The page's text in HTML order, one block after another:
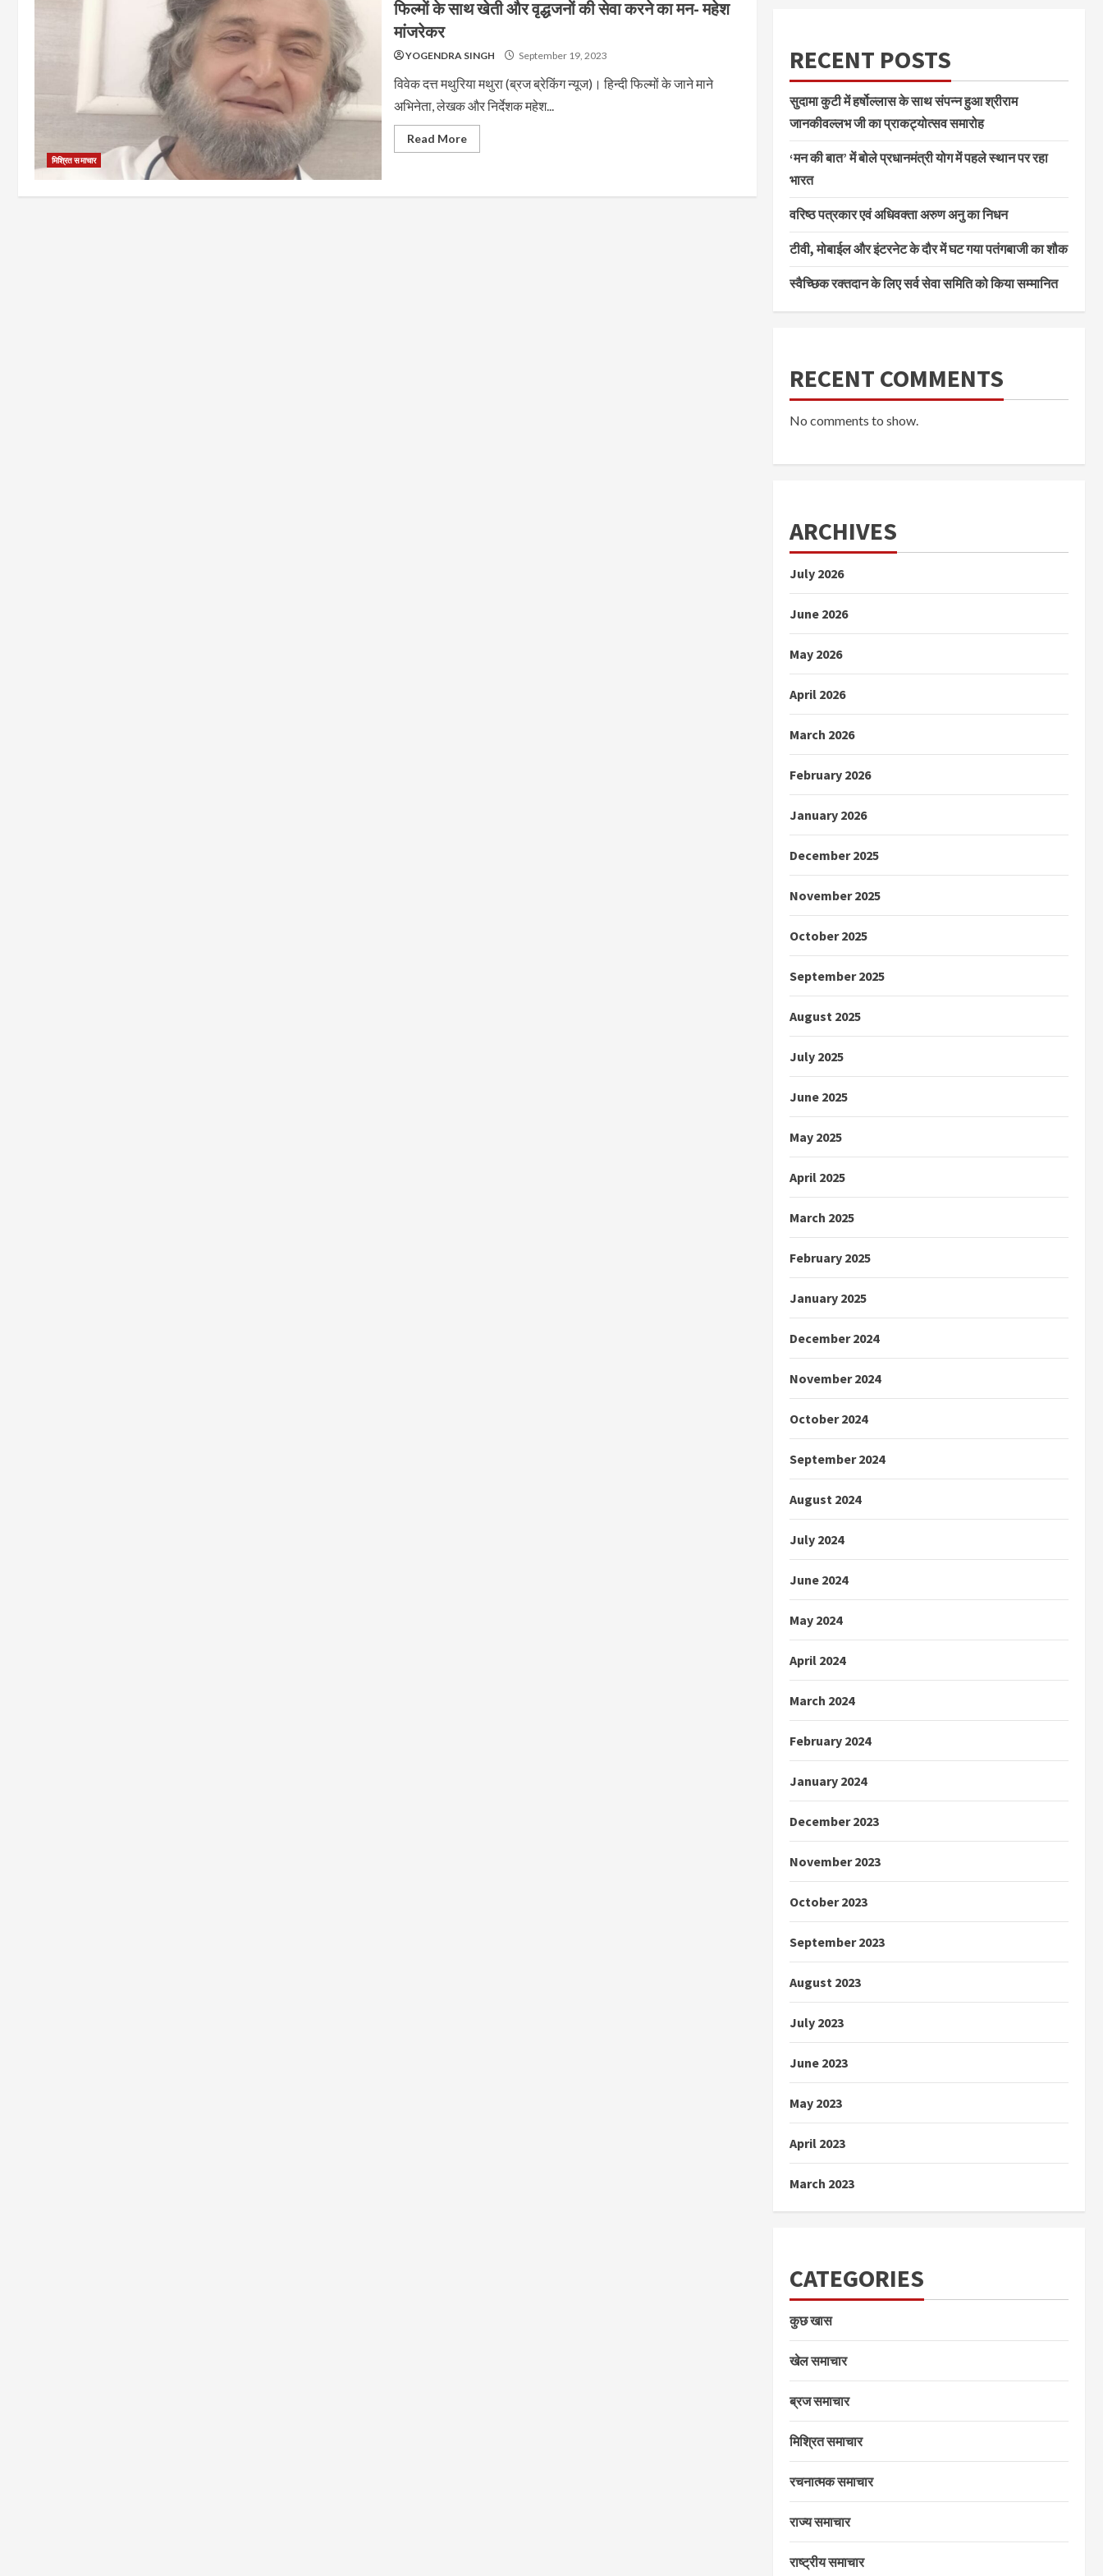
मिश्रित समाचार
फिल्मों के साथ खेती और वृद्धजनों की सेवा करने का मन- महेश
मांजरेकर
YOGENDRA SINGH September 19, 2023
विवेक दत्त मथुरिया मथुरा (ब्रज ब्रेकिंग न्यूज)। हिन्दी फिल्मों के जाने माने
अभिनेता, लेखक और निर्देशक महेश...
Read More
RECENT POSTS
सुदामा कुटी में हर्षोल्लास के साथ संपन्न हुआ श्रीराम
जानकीवल्लभ जी का प्राकट्योत्सव समारोह
‘मन की बात’ में बोले प्रधानमंत्री योग में पहले स्थान पर रहा
भारत
वरिष्ठ पत्रकार एवं अधिवक्ता अरुण अनु का निधन
टीवी, मोबाईल और इंटरनेट के दौर में घट गया पतंगबाजी का शौक
स्वैच्छिक रक्तदान के लिए सर्व सेवा समिति को किया सम्मानित
RECENT COMMENTS
No comments to show.
ARCHIVES
July 2026
June 2026
May 2026
April 2026
March 2026
February 2026
January 2026
December 2025
November 2025
October 2025
September 2025
August 2025
July 2025
June 2025
May 2025
April 2025
March 2025
February 2025
January 2025
December 2024
November 2024
October 2024
September 2024
August 2024
July 2024
June 2024
May 2024
April 2024
March 2024
February 2024
January 2024
December 2023
November 2023
October 2023
September 2023
August 2023
July 2023
June 2023
May 2023
April 2023
March 2023
CATEGORIES
कुछ खास
खेल समाचार
ब्रज समाचार
मिश्रित समाचार
रचनात्मक समाचार
राज्य समाचार
राष्ट्रीय समाचार